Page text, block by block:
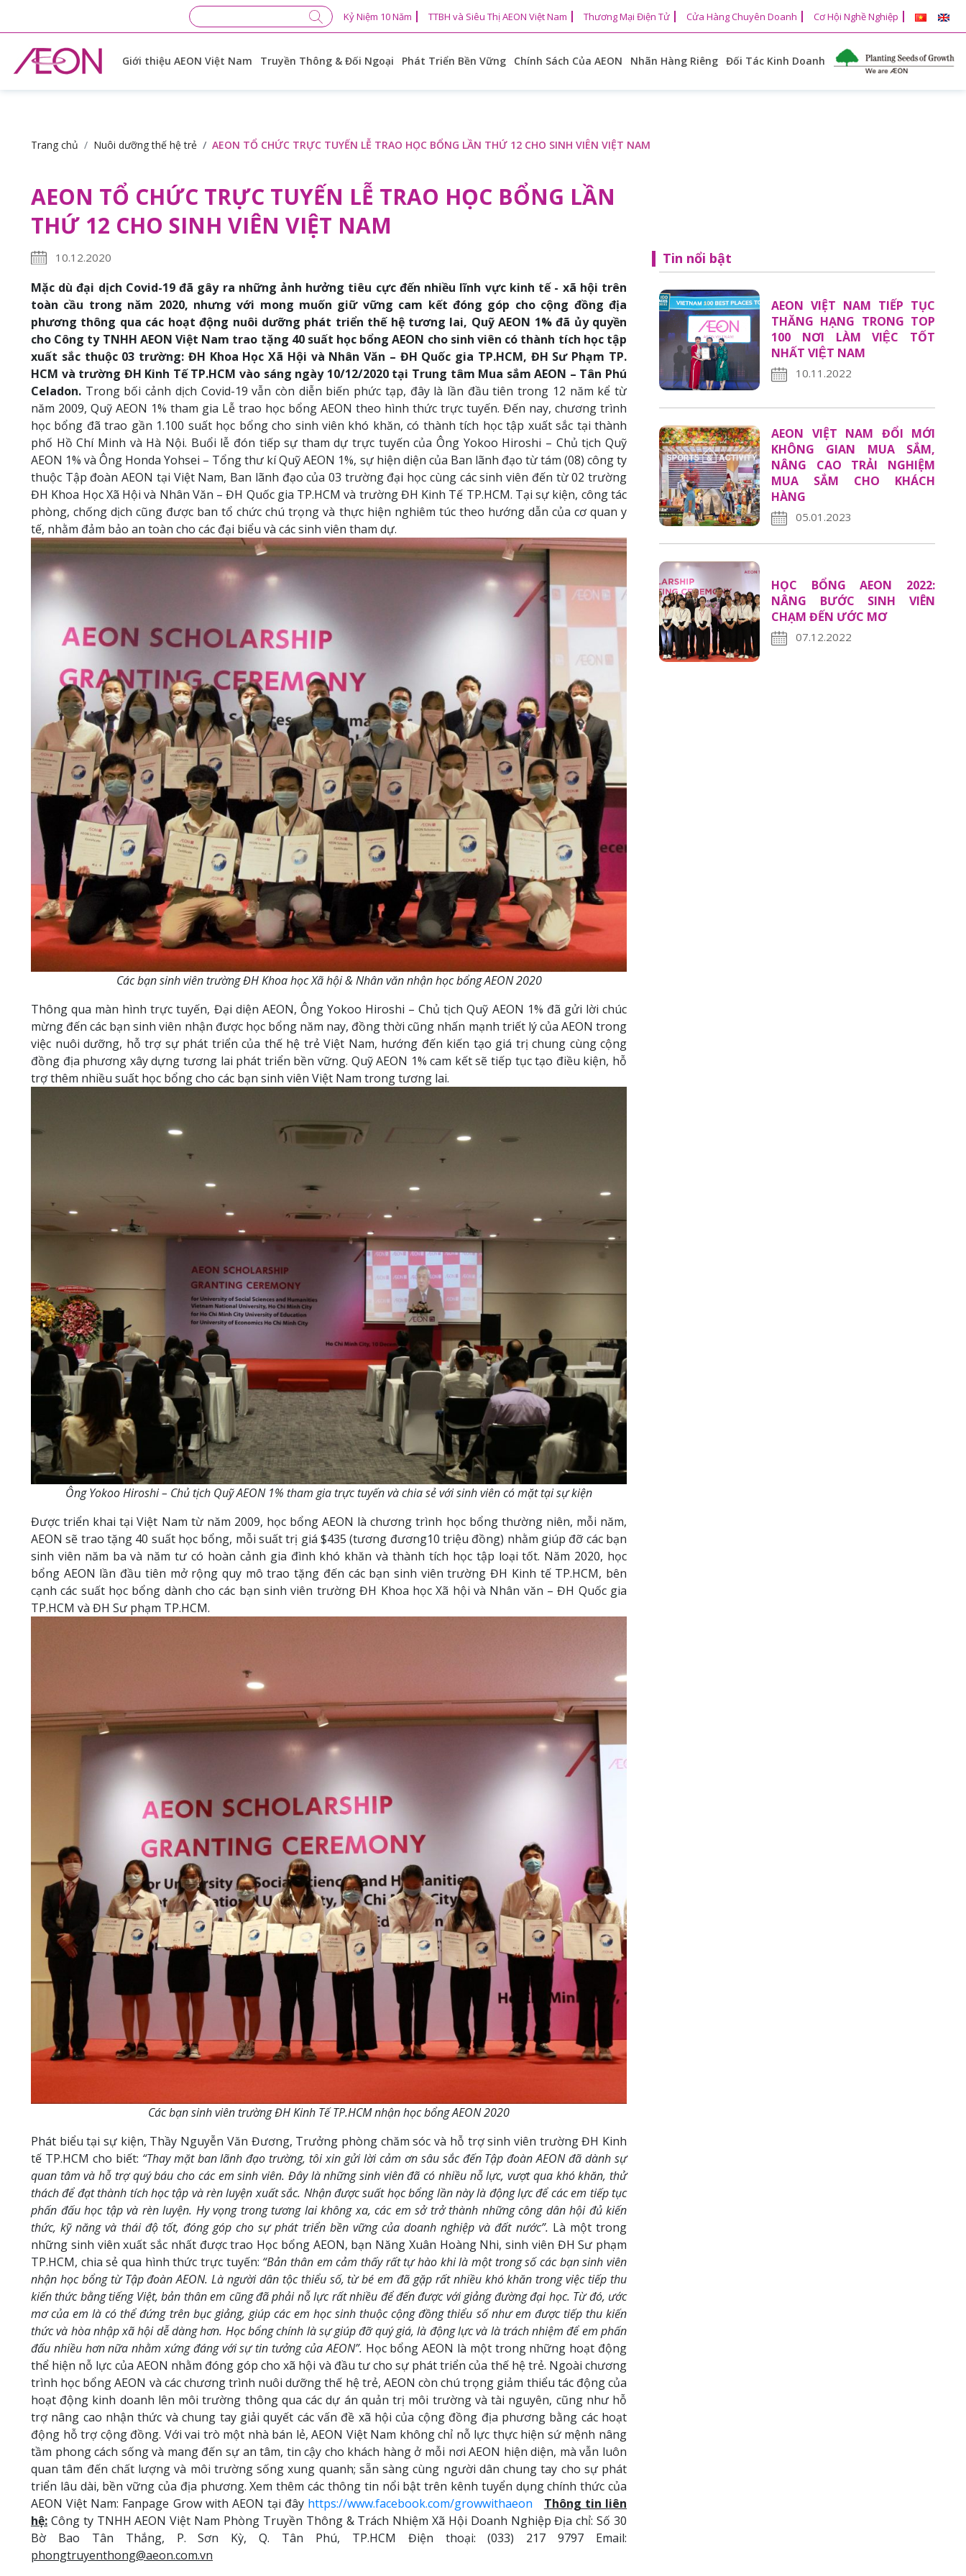
Giới thiệu AEON Việt Nam Truyền Thông & Đối Ngoại Phát Triển Bền Vững Chính Sách Của AEON Nhãn Hàng Riêng Đối Tác Kinh Doanh
Kỷ Niệm 10 Năm TTBH và Siêu Thị AEON Việt Nam Thương Mại Điện Tử Cửa Hàng Chuyên Doanh Cơ Hội Nghề Nghiệp
Trang chủ Nuôi dưỡng thế hệ trẻ AEON TỔ CHỨC TRỰC TUYẾN LỄ TRAO HỌC BỔNG LẦN THỨ 12 CHO SINH VIÊN VIỆT NAM
AEON TỔ CHỨC TRỰC TUYẾN LỄ TRAO HỌC BỔNG LẦN
THỨ 12 CHO SINH VIÊN VIỆT NAM
10.12.2020
Mặc dù đại dịch Covid-19 đã gây ra những ảnh hưởng tiêu cực đến nhiều lĩnh vực kinh tế - xã hội trên
toàn cầu trong năm 2020, nhưng với mong muốn giữ vững cam kết đóng góp cho cộng đồng địa
phương thông qua các hoạt động nuôi dưỡng phát triển thế hệ tương lai, Quỹ AEON 1% đã ủy quyền
cho Công ty TNHH AEON Việt Nam trao tặng 40 suất học bổng AEON cho sinh viên có thành tích học tập
xuất sắc thuộc 03 trường: ĐH Khoa Học Xã Hội và Nhân Văn – ĐH Quốc gia TP.HCM, ĐH Sư Phạm TP.
HCM và trường ĐH Kinh Tế TP.HCM vào sáng ngày 10/12/2020 tại Trung tâm Mua sắm AEON – Tân Phú
Celadon. Trong bối cảnh dịch Covid-19 vẫn còn diễn biến phức tạp, đây là lần đầu tiên trong 12 năm kể từ
năm 2009, Quỹ AEON 1% tham gia Lễ trao học bổng AEON theo hình thức trực tuyến. Đến nay, chương trình
học bổng đã trao gần 1.100 suất học bổng cho sinh viên khó khăn, có thành tích học tập xuất sắc tại thành
phố Hồ Chí Minh và Hà Nội. Buổi lễ đón tiếp sự tham dự trực tuyến của Ông Yokoo Hiroshi – Chủ tịch Quỹ
AEON 1% và Ông Honda Yohsei – Tổng thư kí Quỹ AEON 1%, sự hiện diện của Ban lãnh đạo từ tám (08) công ty
thuộc Tập đoàn AEON tại Việt Nam, Ban lãnh đạo của 03 trường đại học cùng các sinh viên đến từ 02 trường
ĐH Khoa Học Xã Hội và Nhân Văn – ĐH Quốc gia TP.HCM và trường ĐH Kinh Tế TP.HCM. Tại sự kiện, công tác
phòng, chống dịch cũng được ban tổ chức chú trọng và thực hiện nghiêm túc theo hướng dẫn của cơ quan y
tế, nhằm đảm bảo an toàn cho các đại biểu và các sinh viên tham dự.
Các bạn sinh viên trường ĐH Khoa học Xã hội & Nhân văn nhận học bổng AEON 2020
Thông qua màn hình trực tuyến, Đại diện AEON, Ông Yokoo Hiroshi – Chủ tịch Quỹ AEON 1% đã gửi lời chúc
mừng đến các bạn sinh viên nhận được học bổng năm nay, đồng thời cũng nhấn mạnh triết lý của AEON trong
việc nuôi dưỡng, hỗ trợ sự phát triển của thế hệ trẻ Việt Nam, hướng đến kiến tạo giá trị chung cùng cộng
đồng địa phương xây dựng tương lai phát triển bền vững. Quỹ AEON 1% cam kết sẽ tiếp tục tạo điều kiện, hỗ
trợ thêm nhiều suất học bổng cho các bạn sinh viên Việt Nam trong tương lai.
Ông Yokoo Hiroshi – Chủ tịch Quỹ AEON 1% tham gia trực tuyến và chia sẻ với sinh viên có mặt tại sự kiện
Được triển khai tại Việt Nam từ năm 2009, học bổng AEON là chương trình học bổng thường niên, mỗi năm,
AEON sẽ trao tặng 40 suất học bổng, mỗi suất trị giá $435 (tương đương10 triệu đồng) nhằm giúp đỡ các bạn
sinh viên năm ba và năm tư có hoàn cảnh gia đình khó khăn và thành tích học tập loại tốt. Năm 2020, học
bổng AEON lần đầu tiên mở rộng quy mô trao tặng đến các bạn sinh viên trường ĐH Kinh tế TP.HCM, bên
cạnh các suất học bổng dành cho các bạn sinh viên trường ĐH Khoa học Xã hội và Nhân văn – ĐH Quốc gia
TP.HCM và ĐH Sư phạm TP.HCM.
Các bạn sinh viên trường ĐH Kinh Tế TP.HCM nhận học bổng AEON 2020
Phát biểu tại sự kiện, Thầy Nguyễn Văn Đương, Trưởng phòng chăm sóc và hỗ trợ sinh viên trường ĐH Kinh
tế TP.HCM cho biết: “Thay mặt ban lãnh đạo trường, tôi xin gửi lời cảm ơn sâu sắc đến Tập đoàn AEON đã dành sự
quan tâm và hỗ trợ quý báu cho các em sinh viên. Đây là những sinh viên đã có nhiều nỗ lực, vượt qua khó khăn, thử
thách để đạt thành tích học tập và rèn luyện xuất sắc. Nhận được suất học bổng lần này là động lực để các em tiếp tục
phấn đấu học tập và rèn luyện. Hy vọng trong tương lai không xa, các em sở trở thành những công dân hội đủ kiến
thức, kỹ năng và thái độ tốt, đóng góp cho sự phát triển bền vững của doanh nghiệp và đất nước”. Là một trong
những sinh viên xuất sắc nhất được trao Học bổng AEON, bạn Năng Xuân Hoàng Nhi, sinh viên ĐH Sư phạm
TP.HCM, chia sẻ qua hình thức trực tuyến: “Bản thân em cảm thấy rất tự hào khi là một trong số các bạn sinh viên
nhận học bổng từ Tập đoàn AEON. Là người dân tộc thiểu số, từ bé em đã gặp rất nhiều khó khăn trong việc tiếp thu
kiến thức bằng tiếng Việt, bản thân em cũng đã phải nỗ lực rất nhiều để đến được với giảng đường đại học. Từ đó, ước
mơ của em là có thể đứng trên bục giảng, giúp các em học sinh thuộc cộng đồng thiểu số như em được tiếp thu kiến
thức và hòa nhập xã hội dễ dàng hơn. Học bổng chính là sự giúp đỡ quý giá, là động lực và là trách nhiệm để em phấn
đấu nhiều hơn nữa nhằm xứng đáng với sự tin tưởng của AEON”. Học bổng AEON là một trong những hoạt động
thể hiện nỗ lực của AEON nhằm đóng góp cho xã hội và đầu tư cho sự phát triển của thế hệ trẻ. Ngoài chương
trình học bổng AEON và các chương trình nuôi dưỡng thế hệ trẻ, AEON còn chú trọng giảm thiểu tác động của
hoạt động kinh doanh lên môi trường thông qua các dự án quản trị môi trường và tài nguyên, cũng như hỗ
trợ nâng cao nhận thức và chung tay giải quyết các vấn đề xã hội của cộng đồng địa phương bằng các hoạt
động hỗ trợ cộng đồng. Với vai trò một nhà bán lẻ, AEON Việt Nam không chỉ nỗ lực thực hiện sứ mệnh nâng
tầm phong cách sống và mang đến sự an tâm, tin cậy cho khách hàng ở mỗi nơi AEON hiện diện, mà vẫn luôn
quan tâm đến chất lượng và môi trường sống xung quanh; sẵn sàng cùng người dân chung tay cho sự phát
triển lâu dài, bền vững của địa phương. Xem thêm các thông tin nổi bật trên kênh tuyển dụng chính thức của
AEON Việt Nam: Fanpage Grow with AEON tại đây https://www.facebook.com/growwithaeon
Thông tin liên
hệ: Công ty TNHH AEON Việt Nam Phòng Truyền Thông & Trách Nhiệm Xã Hội Doanh Nghiệp Địa chỉ: Số 30
Bờ Bao Tân Thắng, P. Sơn Kỳ, Q. Tân Phú, TP.HCM Điện thoại: (033) 217 9797 Email:
phongtruyenthong@aeon.com.vn
Tin nổi bật
AEON VIỆT NAM TIẾP TỤC
THĂNG HẠNG TRONG TOP
100 NƠI LÀM VIỆC TỐT
NHẤT VIỆT NAM
10.11.2022
AEON VIỆT NAM ĐỔI MỚI
KHÔNG GIAN MUA SẮM,
NÂNG CAO TRẢI NGHIỆM
MUA SẮM CHO KHÁCH
HÀNG
05.01.2023
HỌC BỔNG AEON 2022:
NÂNG BƯỚC SINH VIÊN
CHẠM ĐẾN ƯỚC MƠ
07.12.2022